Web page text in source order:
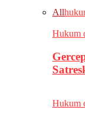
All
Hukum
Hukum